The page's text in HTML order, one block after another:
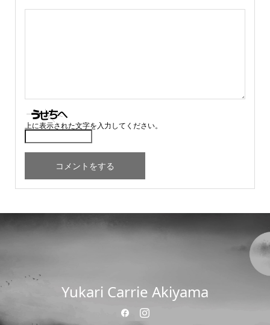
上に表示された文字を入力してください。
Yukari Carrie Akiyama